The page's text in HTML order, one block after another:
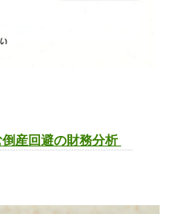
産回避の財務分析